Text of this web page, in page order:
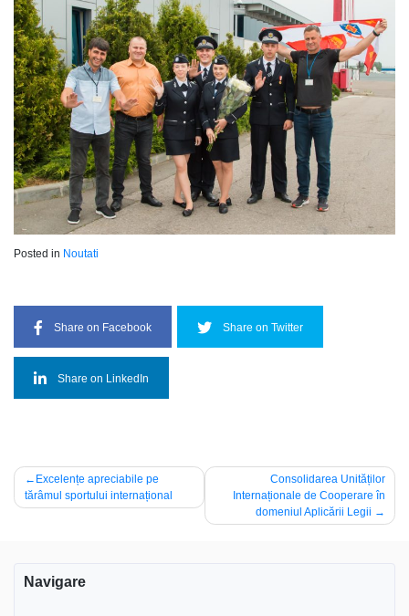
Posted in Noutati
Share on Facebook Share on Twitter
Share on LinkedIn
Navigare
în
Excelențe apreciabile pe
tărâmul sportului internațional
Consolidarea Unităților
Internaționale de Cooperare în
domeniul Aplicării Legii
Navigare